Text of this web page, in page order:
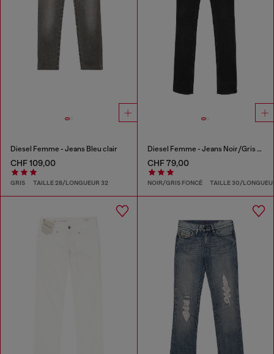
Diesel Femme - Jeans Bleu clair
CHF 109,00
GRIS TAILLE 28/LONGUEUR 32
Diesel Femme - Jeans Noir/Gris foncé
CHF 79,00
NOIR/GRIS FONCÉ TAILLE 30/